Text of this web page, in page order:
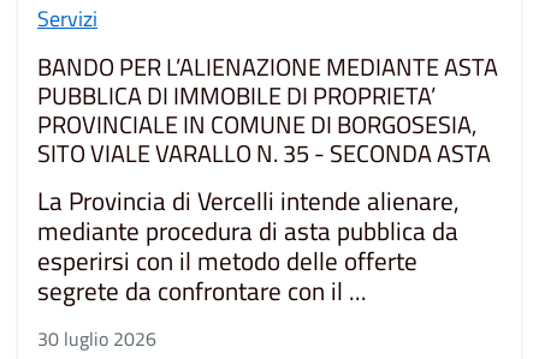
Servizi
BANDO PER L’ALIENAZIONE MEDIANTE ASTA
PUBBLICA DI IMMOBILE DI PROPRIETA’
PROVINCIALE IN COMUNE DI BORGOSESIA,
SITO VIALE VARALLO N. 35 - SECONDA ASTA
La Provincia di Vercelli intende alienare,
mediante procedura di asta pubblica da
esperirsi con il metodo delle offerte
segrete da confrontare con il ...
30 luglio 2026